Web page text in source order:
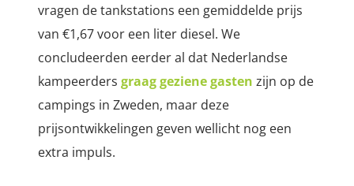
vragen de tankstations een gemiddelde prijs
van €1,67 voor een liter diesel. We
concludeerden eerder al dat Nederlandse
kampeerders graag geziene gasten zijn op de
campings in Zweden, maar deze
prijsontwikkelingen geven wellicht nog een
extra impuls.